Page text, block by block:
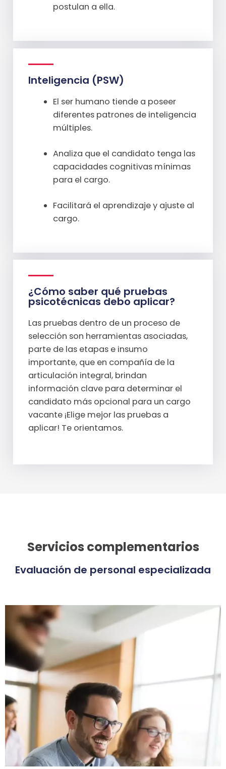
postulan a ella.
Inteligencia (PSW)
El ser humano tiende a poseer
diferentes patrones de inteligencia
múltiples.
Analiza que el candidato tenga las
capacidades cognitivas mínimas
para el cargo.
Facilitará el aprendizaje y ajuste al
cargo.
¿Cómo saber qué pruebas
psicotécnicas debo aplicar?
Las pruebas dentro de un proceso de
selección son herramientas asociadas,
parte de las etapas e insumo
importante, que en compañía de la
articulación integral, brindan
información clave para determinar el
candidato más opcional para un cargo
vacante ¡Elige mejor las pruebas a
aplicar! Te orientamos.
Servicios complementarios
Evaluación de personal especializada